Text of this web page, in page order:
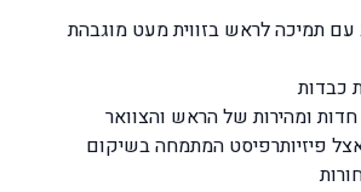
תמיכה לראש בזווית מעט מוגבהת
כבדות
ומהירות של הראש והצוואר
פיזיותרפיסט המתמחה בשיקום